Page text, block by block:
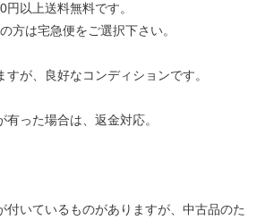
以上送料無料です。
方は宅急便をご選択下さい。
が、良好なコンディションです。
った場合は、返金対応。
付いているものがありますが、中古品のた